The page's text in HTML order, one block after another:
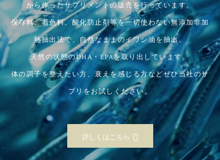
から作ったサプリメントの販売を行っています。
保存料、着色料、酸化防止剤等を一切使わない無添加非加
熱抽出法で、自然なままのイワシ油を抽出。
天然の状態のDHA・EPAを取り出しています。
体の調子を整えたい方、衰えを感じる方などぜひ当社のサ
プリをお試しください。
詳しくはこちら